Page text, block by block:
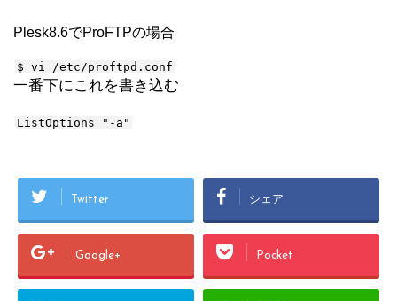
Plesk8.6でProFTPの場合
$ vi /etc/proftpd.conf
一番下にこれを書き込む
ListOptions "-a"
Twitter シェア
Google+ Pocket